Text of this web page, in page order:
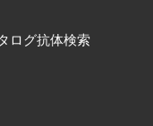
ログ抗体検索